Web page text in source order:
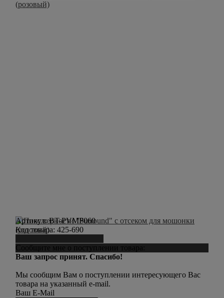
Артикул:BT-PVMP060
Код товара: 425-690
Сообщите мне о поступлении товара:
Ваш запрос принят. Спасибо!
Мы сообщим Вам о поступлении интересующего Вас
товара на указанный e-mail.
Ваш E-Mail